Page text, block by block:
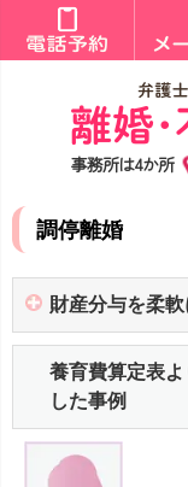
事務所は4か所
調停離婚
財産分与を柔
養育費算定表
した事例